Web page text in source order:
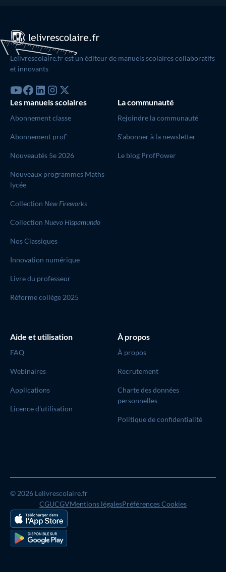
Lelivrescolaire.fr est un éditeur de manuels scolaires collaboratifs
et innovants
Les manuels scolaires
Abonnement classe
Abonnement prof'
Nouveautés 5e 2026
Nouveaux programmes Maths
lycée
Collection New Fireworks
Collection Nuevo Hispamundo
Nos Classiques
Innovation numérique
Livre du professeur
Réforme collège 2025
La communauté
Rejoindre la communauté
S’abonner à la newsletter
Le blog ProfPower
Aide et utilisation
FAQ
Webinaires
Applications
Licence d'utilisation
À propos
À propos
Recrutement
Charte des données
personnelles
Politique de confidentialité
© 2026 Lelivrescolaire.fr
CGUCGVMentions légalesPréférences Cookies